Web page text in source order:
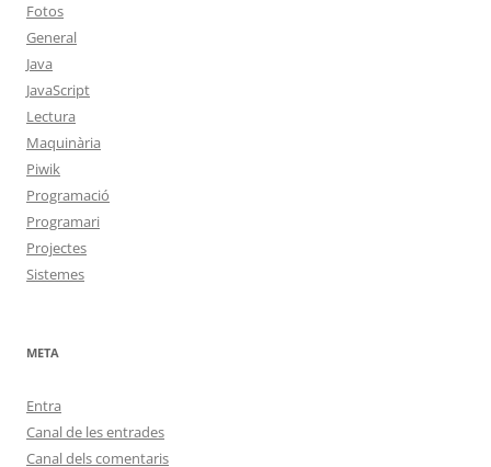
Fotos
General
Java
JavaScript
Lectura
Maquinària
Piwik
Programació
Programari
Projectes
Sistemes
META
Entra
Canal de les entrades
Canal dels comentaris